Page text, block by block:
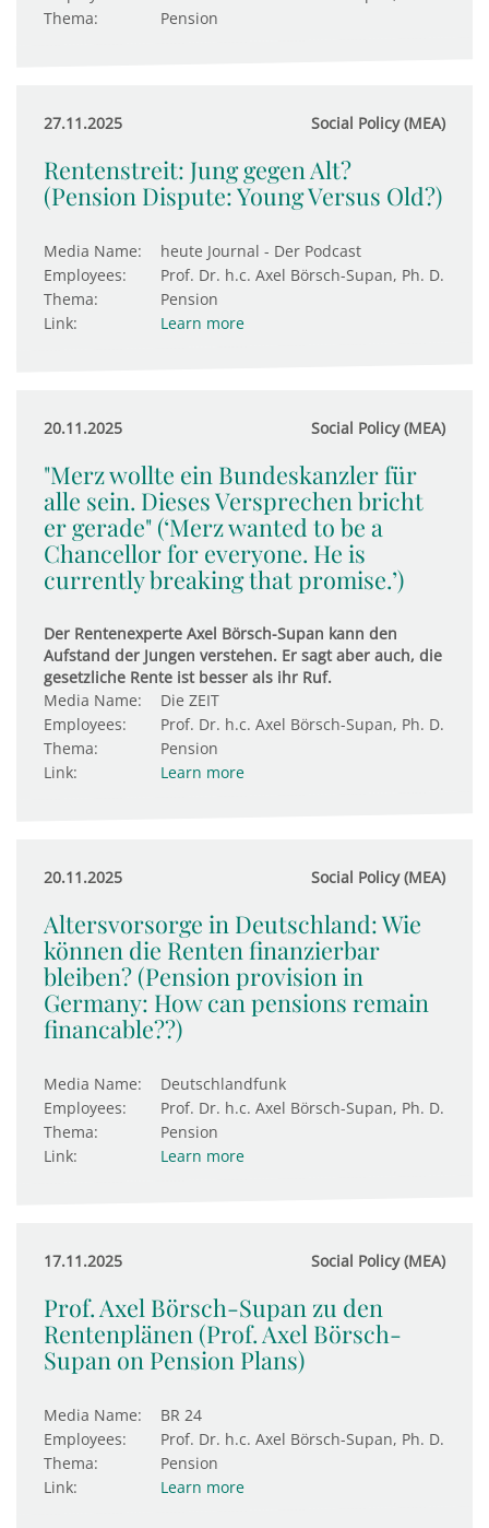
Thema:
Pension
27.11.2025 Social Policy (MEA)
Rentenstreit: Jung gegen Alt?
(Pension Dispute: Young Versus Old?)
Media Name:
heute Journal - Der Podcast
Employees:
Prof. Dr. h.c. Axel Börsch-Supan, Ph. D.
Thema:
Pension
Link:
Learn more
20.11.2025 Social Policy (MEA)
"Merz wollte ein Bundeskanzler für
alle sein. Dieses Versprechen bricht
er gerade" (‘Merz wanted to be a
Chancellor for everyone. He is
currently breaking that promise.’)
Der Rentenexperte Axel Börsch-Supan kann den
Aufstand der Jungen verstehen. Er sagt aber auch, die
gesetzliche Rente ist besser als ihr Ruf.
Media Name:
Die ZEIT
Employees:
Prof. Dr. h.c. Axel Börsch-Supan, Ph. D.
Thema:
Pension
Link:
Learn more
20.11.2025 Social Policy (MEA)
Altersvorsorge in Deutschland: Wie
können die Renten finanzierbar
bleiben? (Pension provision in
Germany: How can pensions remain
financable??)
Media Name:
Deutschlandfunk
Employees:
Prof. Dr. h.c. Axel Börsch-Supan, Ph. D.
Thema:
Pension
Link:
Learn more
17.11.2025 Social Policy (MEA)
Prof. Axel Börsch-Supan zu den
Rentenplänen (Prof. Axel Börsch-
Supan on Pension Plans)
Media Name:
BR 24
Employees:
Prof. Dr. h.c. Axel Börsch-Supan, Ph. D.
Thema:
Pension
Link:
Learn more